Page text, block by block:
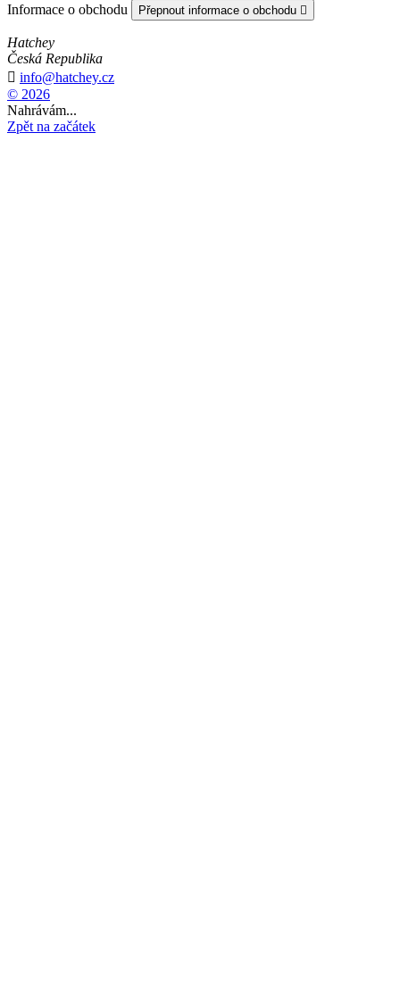
Informace o obchodu Přepnout informace o obchodu 
Hatchey
Česká Republika
 info@hatchey.cz
© 2026
Nahrávám...
Zpět na začátek